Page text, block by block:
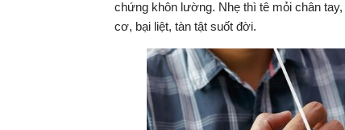
chứng khôn lường. Nhẹ thì tê mỏi chân tay,
cơ, bại liệt, tàn tật suốt đời.